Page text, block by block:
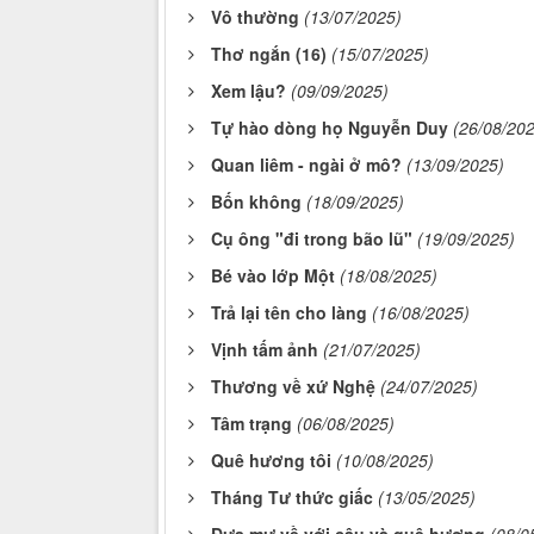
Vô thường (13/07/2025)
Thơ ngắn (16) (15/07/2025)
Xem lậu? (09/09/2025)
Tự hào dòng họ Nguyễn Duy (26/08/
Quan liêm - ngài ở mô? (13/09/2025)
Bốn không (18/09/2025)
Cụ ông "đi trong bão lũ" (19/09/2025)
Bé vào lớp Một (18/08/2025)
Trả lại tên cho làng (16/08/2025)
Vịnh tấm ảnh (21/07/2025)
Thương về xứ Nghệ (24/07/2025)
Tâm trạng (06/08/2025)
Quê hương tôi (10/08/2025)
Tháng Tư thức giấc (13/05/2025)